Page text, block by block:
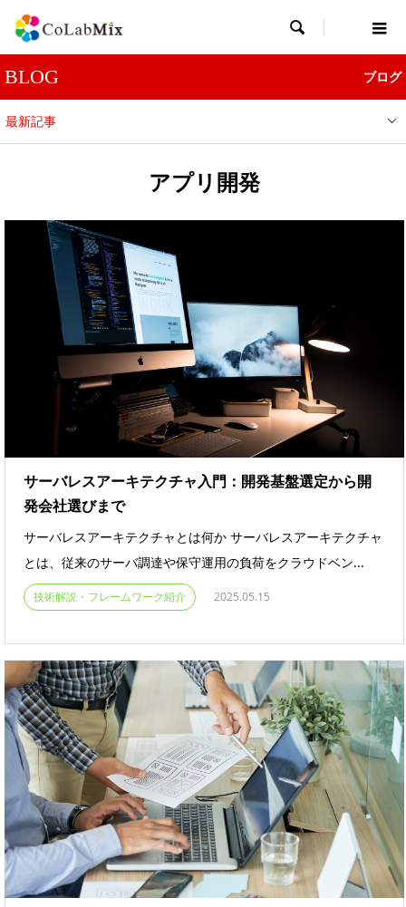

BLOG ブログ
最新記事
アプリ開発
サーバレスアーキテクチャ入門：開発基盤選定から開
発会社選びまで
サーバレスアーキテクチャとは何か サーバレスアーキテクチャ
とは、従来のサーバ調達や保守運用の負荷をクラウドベン...
技術解説・フレームワーク紹介 2025.05.15